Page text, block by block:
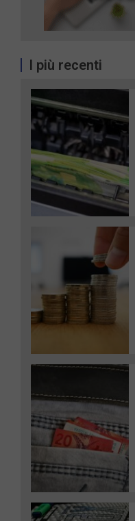
I più recenti